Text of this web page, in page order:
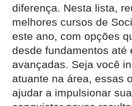
diferença. Nesta lista,
melhores cursos de
este ano, com opções
desde fundamentos até
avançadas. Seja você
atuante na área, essas
ajudar a impulsionar